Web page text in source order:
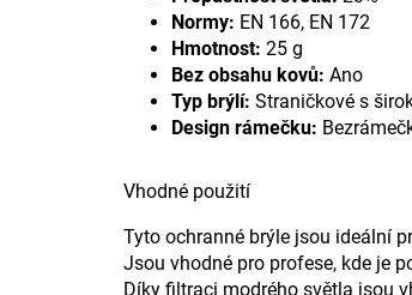
Normy: EN 166, EN 172
Hmotnost: 25 g
Bez obsahu kovů: Ano
Typ brýlí: Straničkové s
Design rámečku:
Vhodné použití
Tyto ochranné brýle jsou ideální
Jsou vhodné pro profese, kde je
Díky filtraci modrého světla jsou